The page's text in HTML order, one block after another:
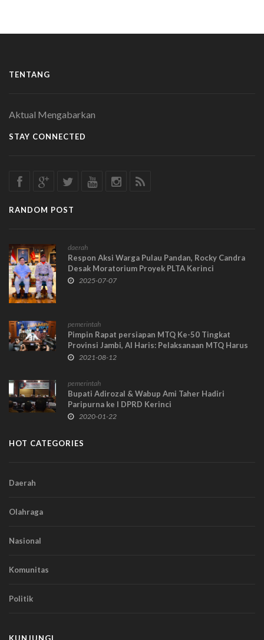
TENTANG
Aktual Mengabarkan
STAY CONNECTED
RANDOM POST
daerah
Respon Aksi Warga Pulau Pandan, Rocky Candra
Desak Moratorium Proyek PLTA Kerinci
2025-07-07
pemerintah
Pimpin Rapat persiapan MTQ Ke-50 Tingkat
Provinsi Jambi, Al Haris: Pelaksanaan MTQ Harus
Terapkan Prokes Ketat
2021-08-12
pemerintah
Bupati Adirozal & Wabup Ami Taher Hadiri
Paripurna ke I DPRD Kerinci
2020-01-22
HOT CATEGORIES
Daerah
Olahraga
Nasional
Komunitas
Politik